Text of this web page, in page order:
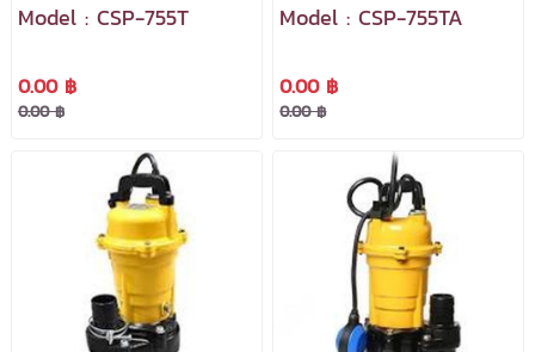
Model : CSP-755T
0.00 ฿
0.00 ฿
Model : CSP-755TA
0.00 ฿
0.00 ฿